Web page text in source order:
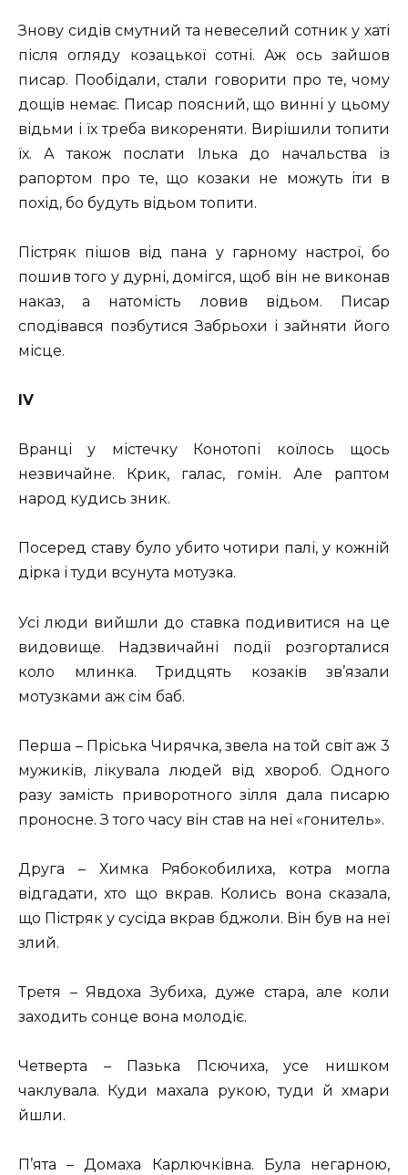
Знову сидів смутний та невеселий сотник у хаті
після огляду козацької сотні. Аж ось зайшов
писар. Пообідали, стали говорити про те, чому
дощів немає. Писар поясний, що винні у цьому
відьми і їх треба викореняти. Вирішили топити
їх. А також послати Ілька до начальства із
рапортом про те, що козаки не можуть іти в
похід, бо будуть відьом топити.
Пістряк пішов від пана у гарному настрої, бо
пошив того у дурні, домігся, щоб він не виконав
наказ, а натомість ловив відьом. Писар
сподівався позбутися Забрьохи і зайняти його
місце.
ІV
Вранці у містечку Конотопі коїлось щось
незвичайне. Крик, галас, гомін. Але раптом
народ кудись зник.
Посеред ставу було убито чотири палі, у кожній
дірка і туди всунута мотузка.
Усі люди вийшли до ставка подивитися на це
видовище. Надзвичайні події розгорталися
коло млинка. Тридцять козаків зв’язали
мотузками аж сім баб.
Перша – Пріська Чирячка, звела на той світ аж 3
мужиків, лікувала людей від хвороб. Одного
разу замість приворотного зілля дала писарю
проносне. З того часу він став на неї «гонитель».
Друга – Химка Рябокобилиха, котра могла
відгадати, хто що вкрав. Колись вона сказала,
що Пістряк у сусіда вкрав бджоли. Він був на неї
злий.
Третя – Явдоха Зубиха, дуже стара, але коли
заходить сонце вона молодіє.
Четверта – Пазька Псючиха, усе нишком
чаклувала. Куди махала рукою, туди й хмари
йшли.
П’ята – Домаха Карлючківна. Була негарною,